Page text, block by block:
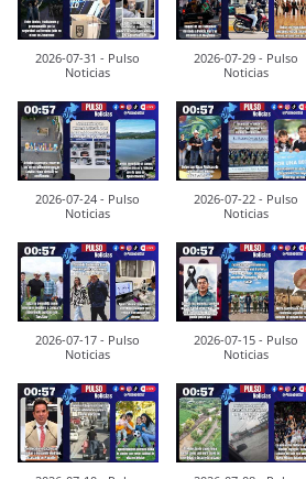
2026-07-31 - Pulso
Noticias
2026-07-29 - Pulso
Noticias
2026-07-24 - Pulso
Noticias
2026-07-22 - Pulso
Noticias
2026-07-17 - Pulso
Noticias
2026-07-15 - Pulso
Noticias